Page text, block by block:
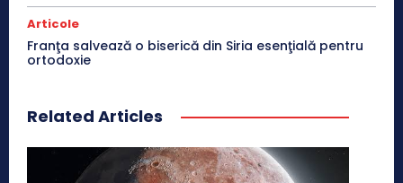
Articole
Franţa salvează o biserică din Siria esenţială pentru
ortodoxie
Related Articles